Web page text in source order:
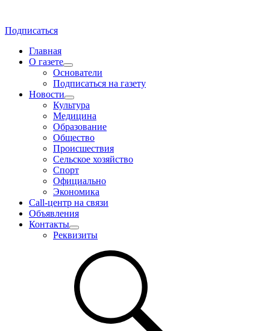
Подписаться
Главная
О газете
Основатели
Подписаться на газету
Новости
Культура
Медицина
Образование
Общество
Происшествия
Сельское хозяйство
Спорт
Официально
Экономика
Call-центр на связи
Объявления
Контакты
Реквизиты